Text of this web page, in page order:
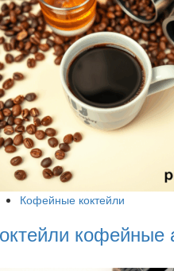
Кофейные коктейли
кофейные